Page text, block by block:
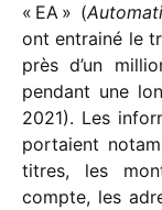
« EA » (
ont entrainé le
près d’un
pendant une
2021). Les
portaient
titres, les
compte, les